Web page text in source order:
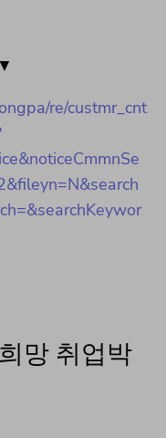
re/custmr_cnt
망 취업박